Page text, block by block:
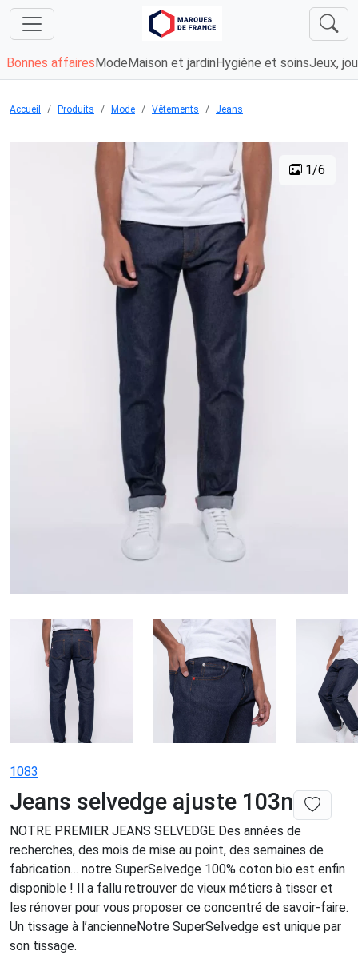
Bonnes affaires Mode Maison et jardin Hygiène et soinsJeux,
Accueil Produits Mode Vêtements Jeans
1/6
1083
Jeans selvedge ajuste 103n
NOTRE PREMIER JEANS SELVEDGE Des années de
recherches, des mois de mise au point, des semaines de
fabrication… notre SuperSelvedge 100% coton bio est enfin
disponible ! Il a fallu retrouver de vieux métiers à tisser et
les rénover pour vous proposer ce concentré de savoir-faire.
Un tissage à l’ancienneNotre SuperSelvedge est unique par
son tissage.